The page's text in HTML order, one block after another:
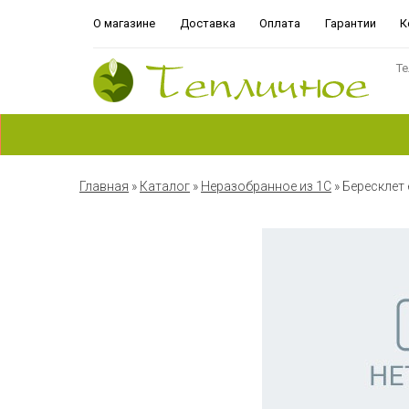
О магазине Доставка Оплата Гарантии
Главная » Каталог » Неразобранное из 1С »